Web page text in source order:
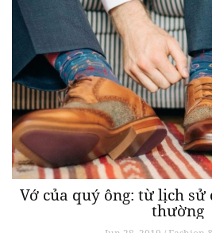
Vớ của quý ông: từ lịch
thường